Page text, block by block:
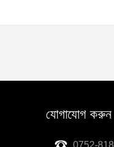
যোগাযোগ করুন
0752-